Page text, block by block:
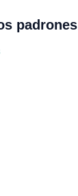
padrones